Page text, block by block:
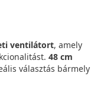
ventilátort, amely
48 cm
választás bármely